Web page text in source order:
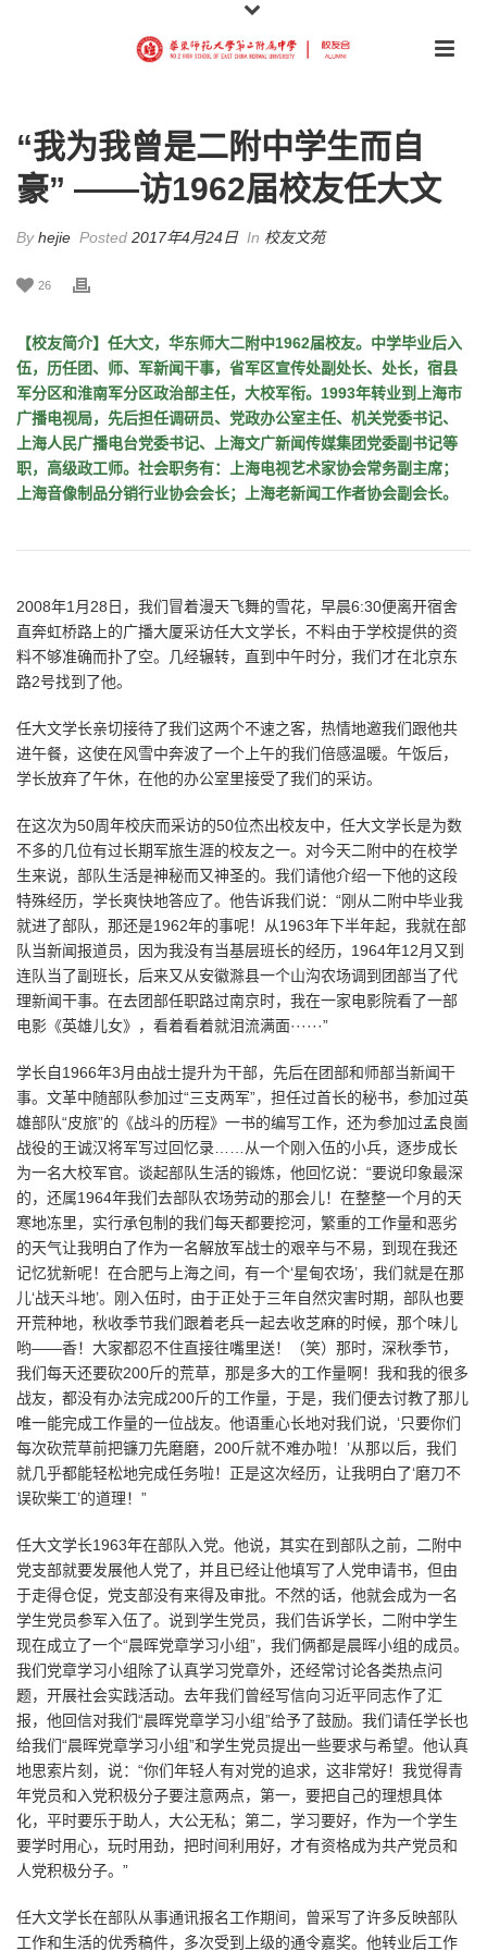
“我为我曾是二附中学生而自
豪” ——访1962届校友任大文
Byhejie Posted 2017年4月24日 In 校友文苑
26
【校友简介】任大文，华东师大二附中1962届校友。中学毕业后入
伍，历任团、师、军新闻干事，省军区宣传处副处长、处长，宿县
军分区和淮南军分区政治部主任，大校军衔。1993年转业到上海市
广播电视局，先后担任调研员、党政办公室主任、机关党委书记、
上海人民广播电台党委书记、上海文广新闻传媒集团党委副书记等
职，高级政工师。社会职务有：上海电视艺术家协会常务副主席；
上海音像制品分销行业协会会长；上海老新闻工作者协会副会长。
2008年1月28日，我们冒着漫天飞舞的雪花，早晨6:30便离开宿舍
直奔虹桥路上的广播大厦采访任大文学长，不料由于学校提供的资
料不够准确而扑了空。几经辗转，直到中午时分，我们才在北京东
路2号找到了他。
任大文学长亲切接待了我们这两个不速之客，热情地邀我们跟他共
进午餐，这使在风雪中奔波了一个上午的我们倍感温暖。午饭后，
学长放弃了午休，在他的办公室里接受了我们的采访。
在这次为50周年校庆而采访的50位杰出校友中，任大文学长是为数
不多的几位有过长期军旅生涯的校友之一。对今天二附中的在校学
生来说，部队生活是神秘而又神圣的。我们请他介绍一下他的这段
特殊经历，学长爽快地答应了。他告诉我们说：“刚从二附中毕业我
就进了部队，那还是1962年的事呢！从1963年下半年起，我就在部
队当新闻报道员，因为我没有当基层班长的经历，1964年12月又到
连队当了副班长，后来又从安徽滁县一个山沟农场调到团部当了代
理新闻干事。在去团部任职路过南京时，我在一家电影院看了一部
电影《英雄儿女》，看着看着就泪流满面······”
学长自1966年3月由战士提升为干部，先后在团部和师部当新闻干
事。文革中随部队参加过“三支两军”，担任过首长的秘书，参加过英
雄部队“皮旅”的《战斗的历程》一书的编写工作，还为参加过孟良崮
战役的王诚汉将军写过回忆录……从一个刚入伍的小兵，逐步成长
为一名大校军官。谈起部队生活的锻炼，他回忆说：“要说印象最深
的，还属1964年我们去部队农场劳动的那会儿！在整整一个月的天
寒地冻里，实行承包制的我们每天都要挖河，繁重的工作量和恶劣
的天气让我明白了作为一名解放军战士的艰辛与不易，到现在我还
记忆犹新呢！在合肥与上海之间，有一个‘星甸农场’，我们就是在那
儿‘战天斗地’。刚入伍时，由于正处于三年自然灾害时期，部队也要
开荒种地，秋收季节我们跟着老兵一起去收芝麻的时候，那个味儿
哟——香！大家都忍不住直接往嘴里送！（笑）那时，深秋季节，
我们每天还要砍200斤的荒草，那是多大的工作量啊！我和我的很多
战友，都没有办法完成200斤的工作量，于是，我们便去讨教了那儿
唯一能完成工作量的一位战友。他语重心长地对我们说，‘只要你们
每次砍荒草前把镰刀先磨磨，200斤就不难办啦！’从那以后，我们
就几乎都能轻松地完成任务啦！正是这次经历，让我明白了‘磨刀不
误砍柴工’的道理！”
任大文学长1963年在部队入党。他说，其实在到部队之前，二附中
党支部就要发展他人党了，并且已经让他填写了人党申请书，但由
于走得仓促，党支部没有来得及审批。不然的话，他就会成为一名
学生党员参军入伍了。说到学生党员，我们告诉学长，二附中学生
现在成立了一个“晨晖党章学习小组”，我们俩都是晨晖小组的成员。
我们党章学习小组除了认真学习党章外，还经常讨论各类热点问
题，开展社会实践活动。去年我们曾经写信向习近平同志作了汇
报，他回信对我们“晨晖党章学习小组”给予了鼓励。我们请任学长也
给我们“晨晖党章学习小组”和学生党员提出一些要求与希望。他认真
地思索片刻，说：“你们年轻人有对党的追求，这非常好！我觉得青
年党员和入党积极分子要注意两点，第一，要把自己的理想具体
化，平时要乐于助人，大公无私；第二，学习要好，作为一个学生
要学时用心，玩时用劲，把时间利用好，才有资格成为共产党员和
人党积极分子。”
任大文学长在部队从事通讯报名工作期间，曾采写了许多反映部队
工作和生活的优秀稿件，多次受到上级的通令嘉奖。他转业后工作